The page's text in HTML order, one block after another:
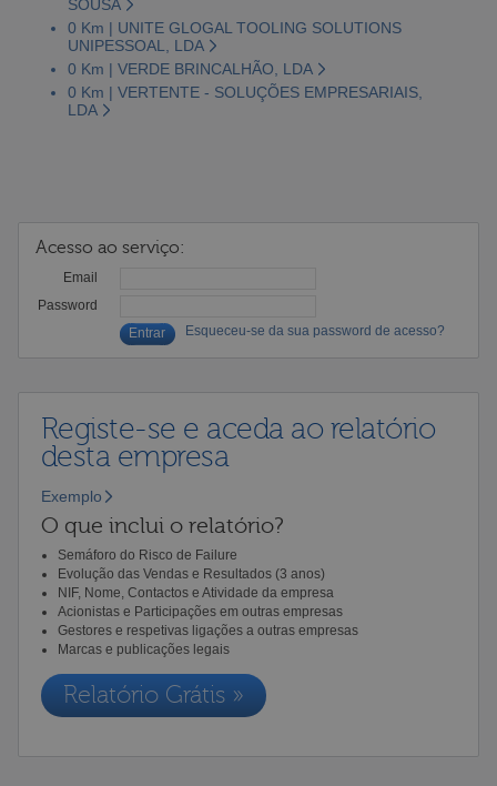
SOUSA
0 Km | UNITE GLOGAL TOOLING SOLUTIONS
UNIPESSOAL, LDA
0 Km | VERDE BRINCALHÃO, LDA
0 Km | VERTENTE - SOLUÇÕES EMPRESARIAIS,
LDA
Acesso ao serviço:
Email
Password
Esqueceu-se da sua password de acesso?
Registe-se e aceda ao relatório
desta empresa
Exemplo
O que inclui o relatório?
Semáforo do Risco de Failure
Evolução das Vendas e Resultados (3 anos)
NIF, Nome, Contactos e Atividade da empresa
Acionistas e Participações em outras empresas
Gestores e respetivas ligações a outras empresas
Marcas e publicações legais
Relatório Grátis »